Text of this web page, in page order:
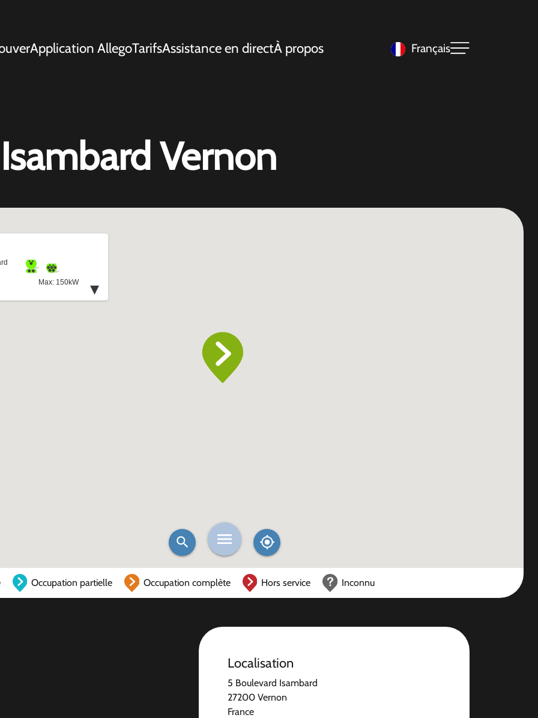
Application AllegoTarifsAssistance en directÀ propos Français
Vernon
Occupation partielle Occupation complète Hors service Inconnu
Localisation
5 Boulevard Isambard
27200 Vernon
France